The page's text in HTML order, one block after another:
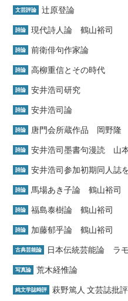
文芸評論 辻原登論
詩論 現代詩人論 鶴山裕司
詩論 前衛俳句作家論
詩論 高柳重信とその時代
詩論 安井浩司研究
詩論 安井浩司論
詩論 唐門会所蔵作品 岡野隆
詩論 安井浩司墨書句漫読 山
詩論 安井浩司参加初期同人誌
詩論 馬場あき子論 鶴山裕司
詩論 福島泰樹論 鶴山裕司
詩論 加藤郁乎論 鶴山裕司
古典芸能論 日本伝統芸能論 ラ
写真論 荒木経惟論
純文学誌時評 萩野篤人 文芸誌批評